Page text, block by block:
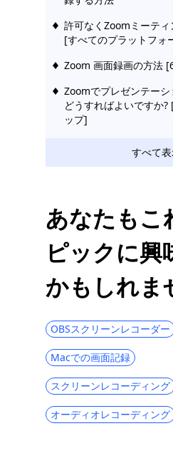
許可なくZoomミーテ
[すべてのプラットフォ
Zoom 画面録画の方法
Zoomでプレゼンテー
どうすればよいですか
ップ]
すべて
あなたもこ
ピックに興
かもしれま
OBSスクリーンレコーダー
Macでの画面記録
スクリーンレコーディング
オーディオレコーディング